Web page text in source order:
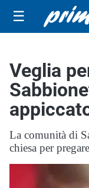
☰
Veglia
La comunità di
chiesa per